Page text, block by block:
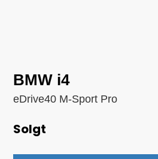
BMW i4
eDrive40 M-Sport Pro
Solgt